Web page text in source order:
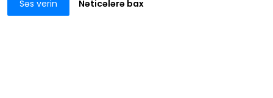
Səs verin Nəticələrə bax